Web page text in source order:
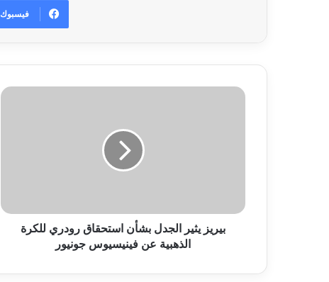
فيسبوك
بيريز
عن
فينيسيوس
بيريز يثير الجدل بشأن استحقاق رودري للكرة
الذهبية عن فينيسيوس جونيور